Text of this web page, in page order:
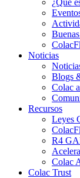
¿Qué
Noticias
Blogs
Colac
Recursos
Leyes
R4
Colac
Colac Trust